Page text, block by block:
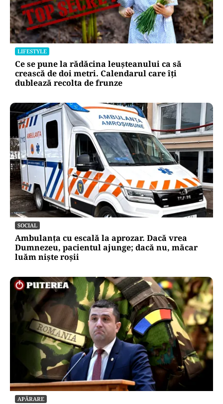
LIFESTYLE
Ce se pune la rădăcina leușteanului ca să
crească de doi metri. Calendarul care îți
dublează recolta de frunze
SOCIAL
Ambulanța cu escală la aprozar. Dacă vrea
Dumnezeu, pacientul ajunge; dacă nu, măcar
luăm niște roșii
APĂRARE